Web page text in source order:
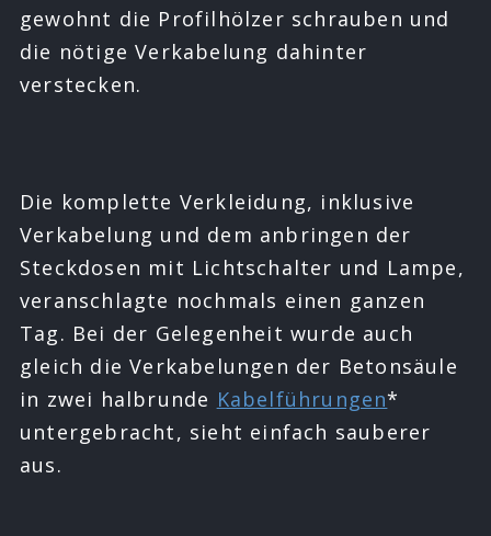
gewohnt die Profilhölzer schrauben und
die nötige Verkabelung dahinter
verstecken.
Die komplette Verkleidung, inklusive
Verkabelung und dem anbringen der
Steckdosen mit Lichtschalter und Lampe,
veranschlagte nochmals einen ganzen
Tag. Bei der Gelegenheit wurde auch
gleich die Verkabelungen der Betonsäule
in zwei halbrunde Kabelführungen*
untergebracht, sieht einfach sauberer
aus.